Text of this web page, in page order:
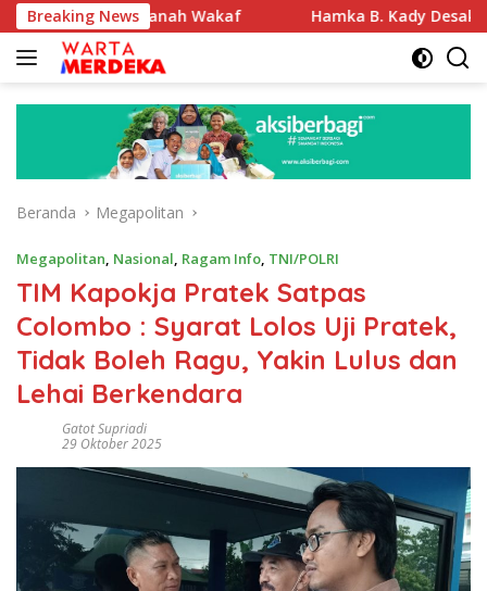
Langsung
ke
konten
Breaking News
Tanah Wakaf Hamka B. Kady Desak Evaluasi
Beranda Megapolitan
Megapolitan, Nasional, Ragam Info, TNI/POLRI
TIM Kapokja Pratek Satpas
Colombo : Syarat Lolos Uji Pratek,
Tidak Boleh Ragu, Yakin Lulus dan
Lehai Berkendara
Gatot Supriadi
29 Oktober 2025